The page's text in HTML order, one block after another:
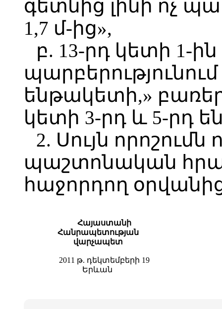
գետնից լինի ոչ
1,7 մ-ից»,
բ. 13-րդ կետի 1-
ենթակետի,»
կետի 3-րդ և 5-րդ
2. Սույն որոշումն
պաշտոնական
հաջորդող
Հայաստանի
Հանրապետության
վարչապետ
2011 թ. դեկտեմբերի 19
Երևան